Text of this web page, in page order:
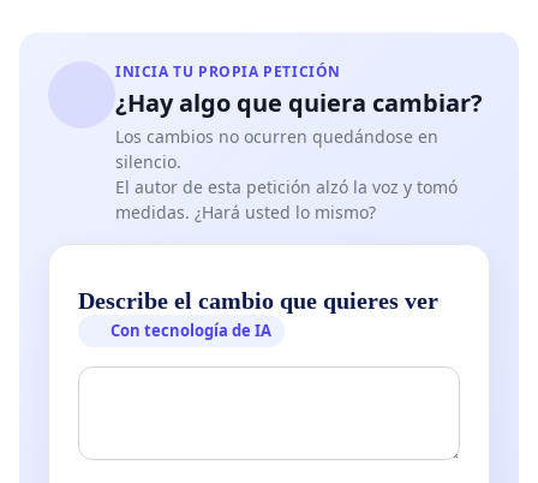
merchandising temático.
4. ​Conexión con la Juventud: La influencia de RM es
clave para desmitificar el arte y hacerlo accesible a
las nuevas generaciones, cultivando una
apreciación duradera por la cultura en un
segmento demográfico crucial.
contactar al equipo de Kim Namjoon o a sus
INICIA TU PROPIA PETICIÓN
¿Hay algo que quiera cambiar?
Los cambios no ocurren quedándose en
silencio.
El autor de esta petición alzó la voz y tomó
medidas. ¿Hará usted lo mismo?
Describe el cambio que quieres ver
Con tecnología de IA